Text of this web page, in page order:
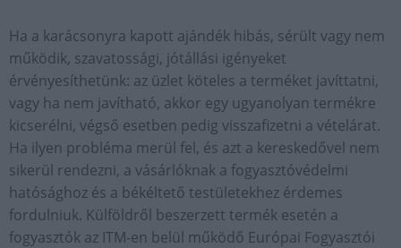
Ha a karácsonyra kapott ajándék hibás, sérült vagy nem
működik, szavatossági, jótállási igényeket
érvényesíthetünk: az üzlet köteles a terméket javíttatni,
vagy ha nem javítható, akkor egy ugyanolyan termékre
kicserélni, végső esetben pedig visszafizetni a vételárat.
Ha ilyen probléma merül fel, és azt a kereskedővel nem
sikerül rendezni, a vásárlóknak a fogyasztóvédelmi
hatósághoz és a békéltető testületekhez érdemes
fordulniuk. Külföldről beszerzett termék esetén a
fogyasztók az ITM-en belül működő Európai Fogyasztói